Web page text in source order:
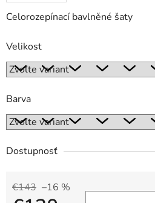
Celorozepínací bavlněné šaty
Velikost
Barva
Dostupnosť
€143 –16 %